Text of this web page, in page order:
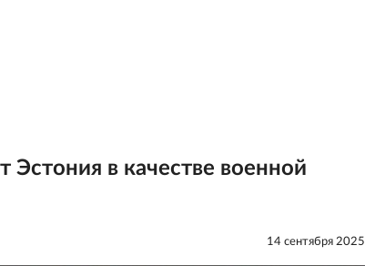
в качестве военной
14 сентября 2025